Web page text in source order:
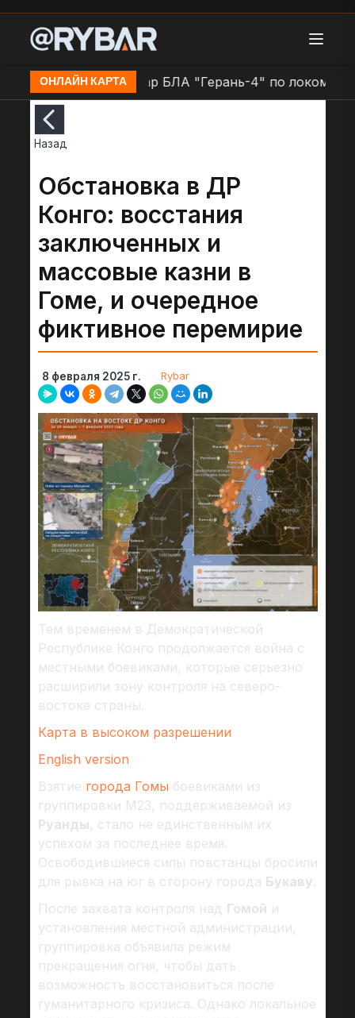
ОНЛАЙН КАРТА
Крым Удар БЛА "Герань-4" по локомотиву
Назад
Обстановка в ДР
Конго: восстания
заключенных и
массовые казни в
Гоме, и очередное
фиктивное перемирие
8 февраля 2025 г. Rybar
Тем временем в Демократической
Республике Конго продолжается война с
местными боевиками, которые серьезно
расширили зону контроля на северо-
востоке страны.
Карта в высоком разрешении
English version
Взятие города Гомы боевиками из
группировки М23, поддерживаемой из
Руанды, стало не единственным их
успехом за последнее время.
Освободившиеся силы повстанцы бросили
для рывка на юг в сторону города Букаву.
После захвата контроля над Гомой и
установления местной администрации,
группировка объявила режим
прекращения огня, чтобы дать
возможность восстановиться после
гуманитарного кризиса. Однако локальное